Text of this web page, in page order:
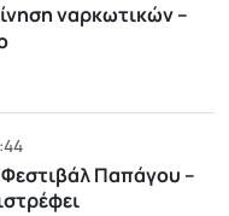
ναρκωτικών –
Παπάγου –